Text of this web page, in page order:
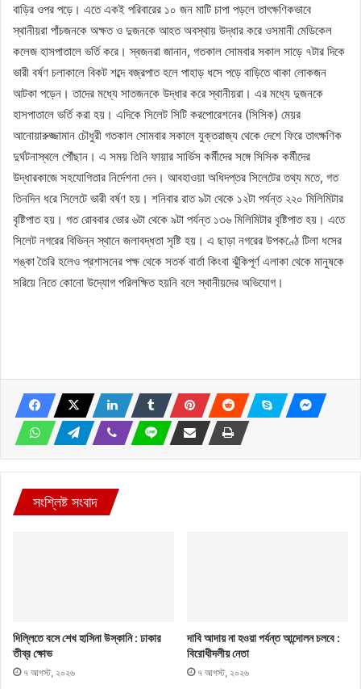
বাড়ির ওপর পড়ে। এতে একই পরিবারের ১০ জন মাটি চাপা পড়লে তাৎক্ষণিকভাবে
স্থানীয়রা পাঁচজনকে অক্ষত ও দুজনকে আহত অবস্থায় উদ্ধার করে ওসমানী মেডিকেল
কলেজ হাসপাতালে ভর্তি করে। স্বজনরা জানান, গতকাল সোমবার সকাল সাড়ে ৭টার দিকে
ভারী বর্ষণ চলাকালে বিকট শব্দে বজ্রপাত হলে পাহাড় ধসে পড়ে বাড়িতে থাকা লোকজন
আটকা পড়েন। তাদের মধ্যে সাতজনকে উদ্ধার করে স্থানীয়রা। এর মধ্যে দুজনকে
হাসপাতালে ভর্তি করা হয়। এদিকে সিলেট সিটি করপোরেশনের (সিসিক) মেয়র
আনোয়ারুজ্জামান চৌধুরী গতকাল সোমবার সকালে যুক্তরাজ্য থেকে দেশে ফিরে তাৎক্ষণিক
দুর্ঘটনাস্থলে পৌঁছান। এ সময় তিনি ফায়ার সার্ভিস কর্মীদের সঙ্গে সিসিক কর্মীদের
উদ্ধারকাজে সহযোগিতার নির্দেশনা দেন। আবহাওয়া অধিদপ্তর সিলেটের তথ্য মতে, গত
তিনদিন ধরে সিলেটে ভারী বর্ষণ হয়। শনিবার রাত ৯টা থেকে ১২টা পর্যন্ত ২২০ মিলিমিটার
বৃষ্টিপাত হয়। গত রোববার ভোর ৬টা থেকে ৯টা পর্যন্ত ১৩৬ মিলিমিটার বৃষ্টিপাত হয়। এতে
সিলেট নগরের বিভিন্ন স্থানে জলাবদ্ধতা সৃষ্টি হয়। এ ছাড়া নগরের উপকণ্ঠে টিলা ধসের
শঙ্কা তৈরি হলেও প্রশাসনের পক্ষ থেকে সতর্ক বার্তা কিংবা ঝুঁকিপূর্ণ এলাকা থেকে মানুষকে
সরিয়ে নিতে কোনো উদ্যোগ পরিলক্ষিত হয়নি বলে স্থানীয়দের অভিযোগ।
সংশ্লিষ্ট সংবাদ
দিল্লিতে বসে শেখ হাসিনা উস্কানি : ঢাকার
তীব্র ক্ষোভ
৭ আগস্ট, ২০২৬
দাবি আদায় না হওয়া পর্যন্ত আন্দোলন চলবে :
বিরোধীদলীয় নেতা
৭ আগস্ট, ২০২৬